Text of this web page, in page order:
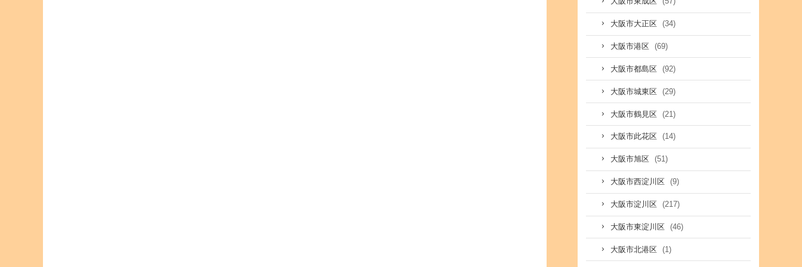
大阪市大正区 (34)
大阪市港区 (69)
大阪市都島区 (92)
大阪市城東区 (29)
大阪市鶴見区 (21)
大阪市此花区 (14)
大阪市旭区 (51)
大阪市西淀川区 (9)
大阪市淀川区 (217)
大阪市東淀川区 (46)
大阪市北港区 (1)